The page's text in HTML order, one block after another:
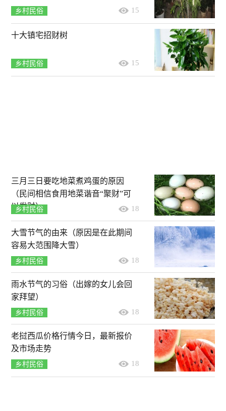
乡村民俗 15
十大镇宅招财树
乡村民俗 15
三月三日要吃地菜煮鸡蛋的原因
（民间相信食用地菜谐音“聚财”可
以发财）
乡村民俗 18
大雪节气的由来（原因是在此期间
容易大范围降大雪）
乡村民俗 18
雨水节气的习俗（出嫁的女儿会回
家拜望）
乡村民俗 18
老挝西瓜价格行情今日，最新报价
及市场走势
乡村民俗 18